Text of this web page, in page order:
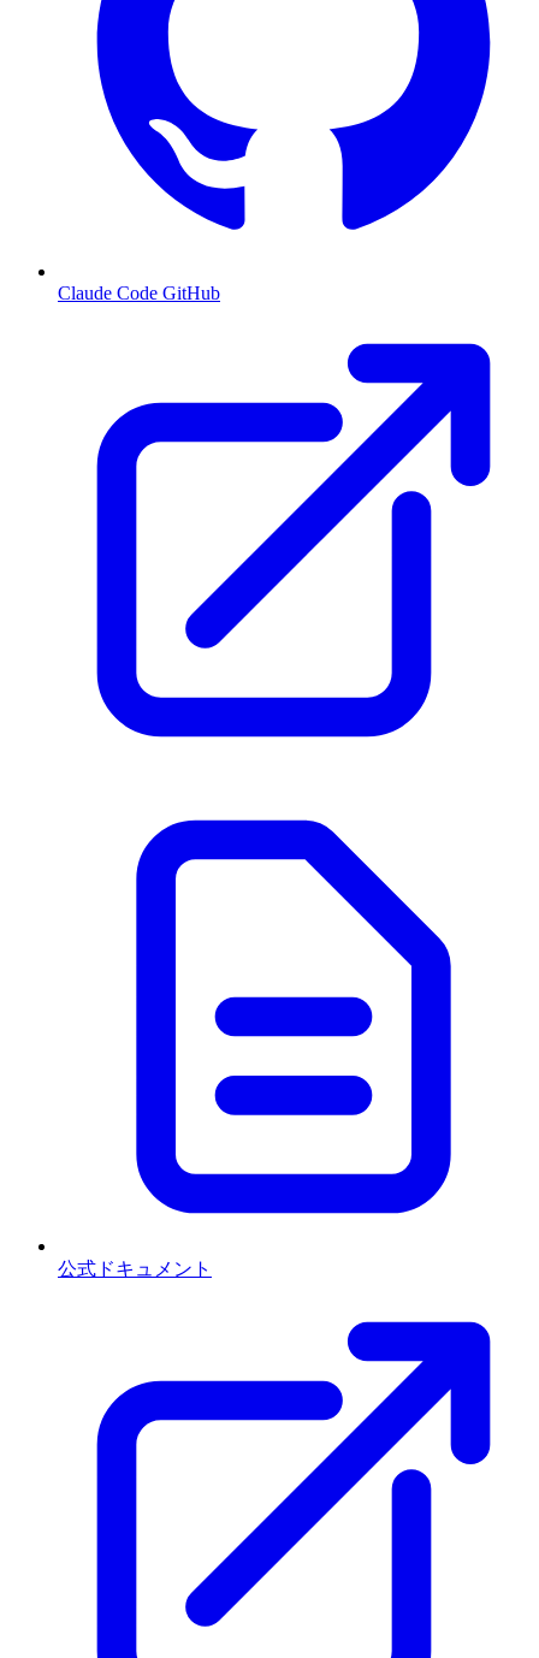
Claude Code GitHub
公式ドキュメント